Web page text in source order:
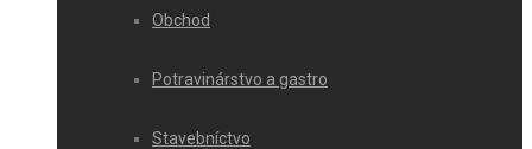
Obchod
Potravinárstvo a gastro
Stavebníctvo